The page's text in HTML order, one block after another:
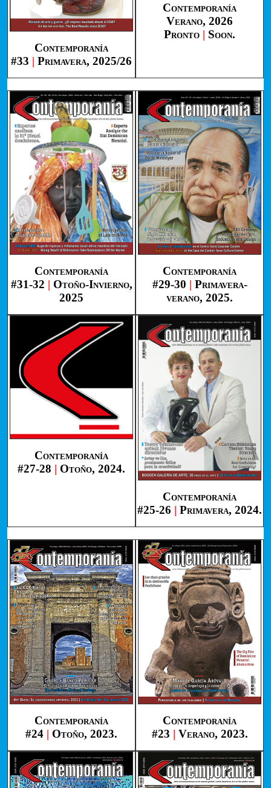
Contemporanía
#33 | Primavera, 2025/26
Contemporanía
Verano, 2026
Pronto | Soon.
Contemporanía
#31-32 | Otoño-Invierno,
2025
Contemporanía
#29-30 | Primavera-
verano, 2025.
Contemporanía
#27-28 | Otoño, 2024.
Contemporanía
#25-26 | Primavera, 2024.
Contemporanía
#24 | Otoño, 2023.
Contemporanía
#23 | Verano, 2023.